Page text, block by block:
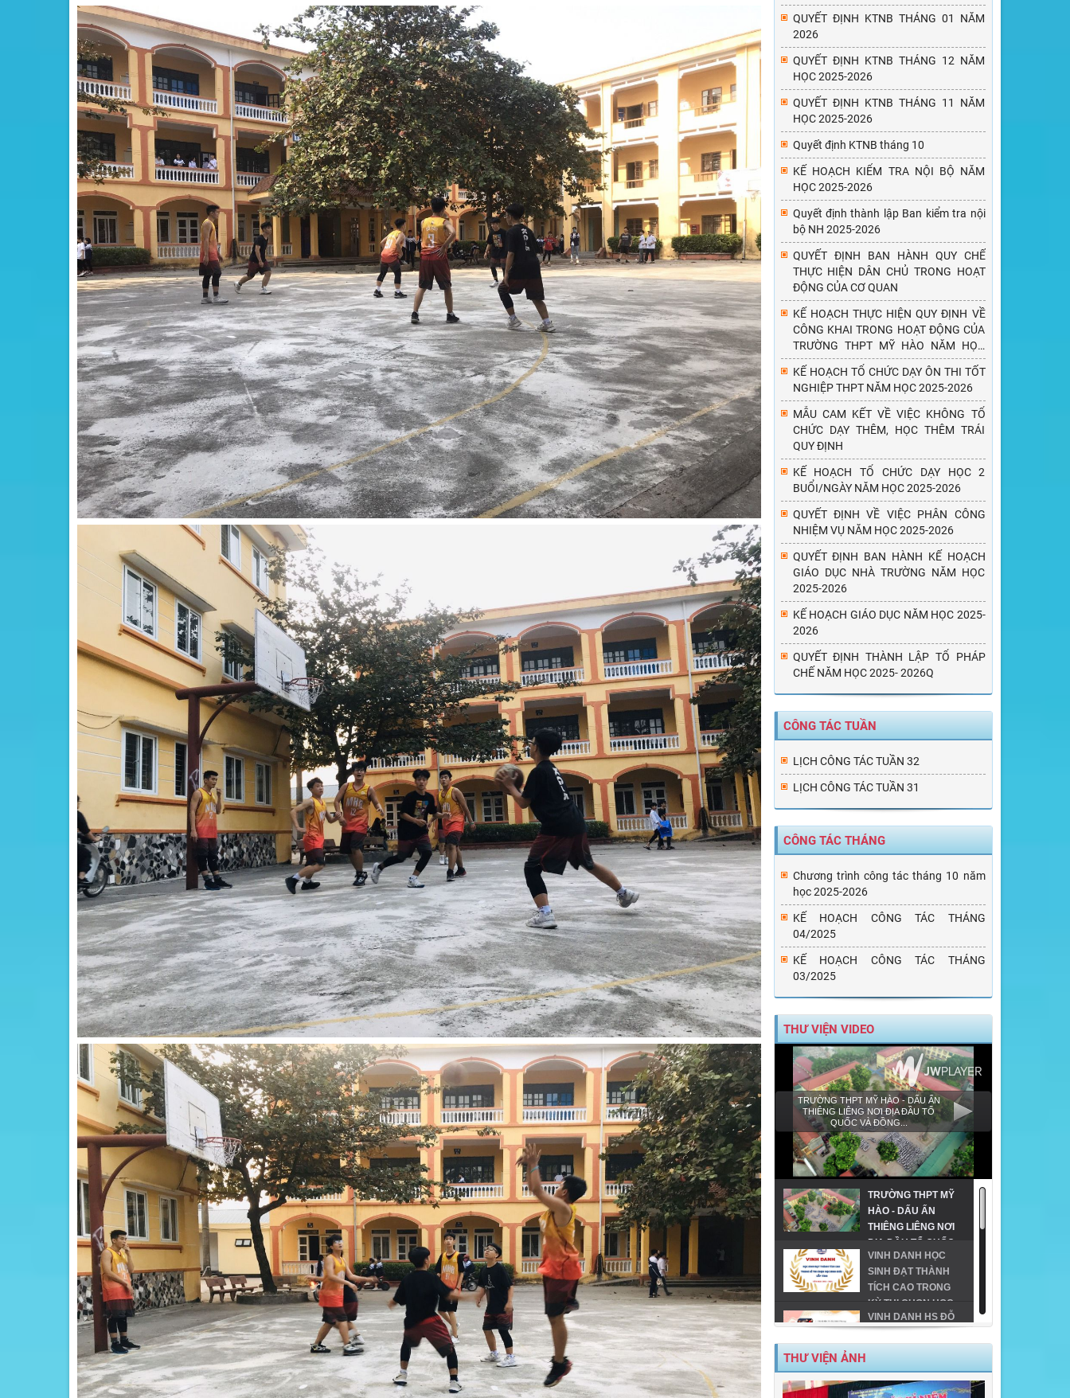
HỌC 2026-2027
QUYẾT ĐỊNH KTNB THÁNG 01 NĂM
2026
QUYẾT ĐỊNH KTNB THÁNG 12 NĂM
HỌC 2025-2026
QUYẾT ĐỊNH KTNB THÁNG 11 NĂM
HỌC 2025-2026
Quyết định KTNB tháng 10
KẾ HOẠCH KIỂM TRA NỘI BỘ NĂM
HỌC 2025-2026
Quyết định thành lập Ban kiểm tra nội
bộ NH 2025-2026
QUYẾT ĐỊNH BAN HÀNH QUY CHẾ
THỰC HIỆN DÂN CHỦ TRONG HOẠT
ĐỘNG CỦA CƠ QUAN
KẾ HOẠCH THỰC HIỆN QUY ĐỊNH VỀ
CÔNG KHAI TRONG HOẠT ĐỘNG CỦA
TRƯỜNG THPT MỸ HÀO NĂM HỌC
2025 - 2026
KẾ HOẠCH TỔ CHỨC DẠY ÔN THI TỐT
NGHIỆP THPT NĂM HỌC 2025-2026
MẪU CAM KẾT VỀ VIỆC KHÔNG TỔ
CHỨC DẠY THÊM, HỌC THÊM TRÁI
QUY ĐỊNH
KẾ HOẠCH TỔ CHỨC DẠY HỌC 2
BUỔI/NGÀY NĂM HỌC 2025-2026
QUYẾT ĐỊNH VỀ VIỆC PHÂN CÔNG
NHIỆM VỤ NĂM HỌC 2025-2026
QUYẾT ĐỊNH BAN HÀNH KẾ HOẠCH
GIÁO DỤC NHÀ TRƯỜNG NĂM HỌC
2025-2026
KẾ HOẠCH GIÁO DỤC NĂM HỌC 2025-
2026
QUYẾT ĐỊNH THÀNH LẬP TỔ PHÁP
CHẾ NĂM HỌC 2025- 2026Q
CÔNG TÁC TUẦN
LỊCH CÔNG TÁC TUẦN 32
LỊCH CÔNG TÁC TUẦN 31
CÔNG TÁC THÁNG
Chương trình công tác tháng 10 năm
học 2025-2026
KẾ HOẠCH CÔNG TÁC THÁNG
04/2025
KẾ HOẠCH CÔNG TÁC THÁNG
03/2025
THƯ VIỆN VIDEO
TRƯỜNG THPT MỸ HÀO - DẤU ẤN
THIÊNG LIÊNG NƠI ĐỊA ĐẦU TỔ
QUỐC VÀ ĐỒNG...
TRƯỜNG THPT MỸ
HÀO - DẤU ẤN
THIÊNG LIÊNG NƠI
ĐỊA ĐẦU TỔ QUỐC
VÀ ĐỒNG HÀNH
CÙNG GIÁO DỤC
VÙNG CAO!
VINH DANH HỌC
SINH ĐẠT THÀNH
TÍCH CAO TRONG
KỲ THI CHỌN HỌC
SINH GIỎI CẤP TỈNH
VINH DANH HS ĐỖ
ĐH TRÊN 24 ĐIỂM
MỸ HÀO VINH DANH
HỌC SINH GIỎI CẤP
THƯ VIỆN ẢNH